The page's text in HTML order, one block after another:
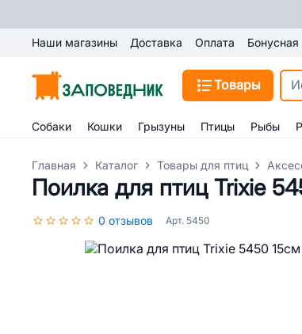
Наши магазины Доставка Оплата
Товары
Собаки Кошки Грызуны Птицы Рыбы
Главная Каталог Товары для птиц
Поилка для птиц Trixie
0 отзывов Арт. 5450